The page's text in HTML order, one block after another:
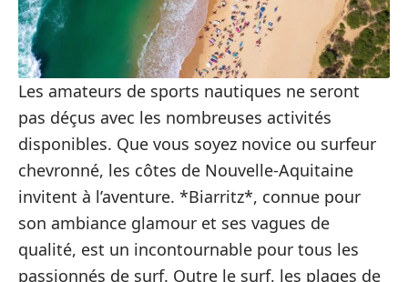
Les amateurs de sports nautiques ne seront
pas déçus avec les nombreuses activités
disponibles. Que vous soyez novice ou surfeur
chevronné, les côtes de Nouvelle-Aquitaine
invitent à l’aventure. *Biarritz*, connue pour
son ambiance glamour et ses vagues de
qualité, est un incontournable pour tous les
passionnés de surf. Outre le surf, les plages de